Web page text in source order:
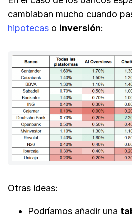
cambiaban mucho cuando
hipotecas o inversión:
Otras ideas:
Podríamos añadir una